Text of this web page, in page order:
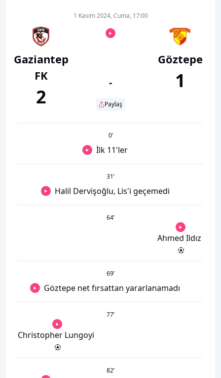
Gaziantep
FK
2
1 Kasım 2024, Cuma, 17:00
-
Paylaş
Göztepe
1
0’
İlk 11'ler
31’
Halil Dervişoğlu, Lis'i geçemedi
64’
Ahmed Ildız
69’
Göztepe net fırsattan yararlanamadı
77’
Christopher Lungoyi
82’